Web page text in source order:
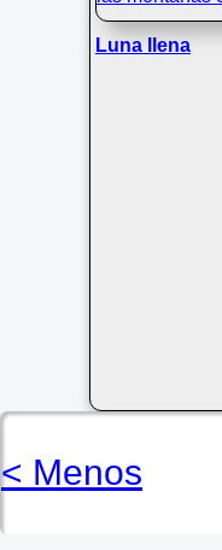
Luna llena
< Menos